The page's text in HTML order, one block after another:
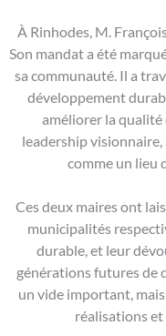
À Rinhodes, M.
Son mandat a été
sa communauté. Il a
développement
améliorer la qualité
leadership visionnaire,
comme un lieu
Ces deux maires ont
municipalités
durable, et leur
générations futures de
un vide important,
réalisations et